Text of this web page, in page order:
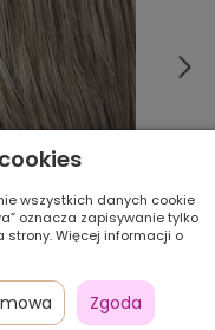
szt.:
600,00 zł
wszystkich danych cookie
oznacza zapisywanie tylko
Więcej informacji o
Zgoda